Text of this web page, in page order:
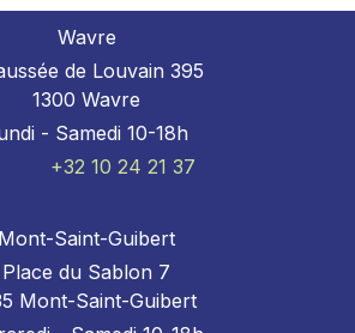
Wavre
de Louvain 395
1300 Wavre
- Samedi 10-18h
+32 10 24 21 37
Mont-Saint-Guibert
Place du Sablon 7
Mont-Saint-Guibert